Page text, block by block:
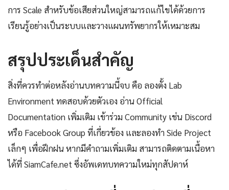
การ Scale สำหรับข้อเสียส่วนใหญ่สามารถแก้ไขได้ด้วยการ
เรียนรู้อย่างเป็นระบบและวางแผนทรัพยากรให้เหมาะสม
สรุปประเด็นสำคัญ
สิ่งที่ควรทำต่อหลังอ่านบทความนี้จบ คือ ลองตั้ง Lab
Environment ทดสอบด้วยตัวเอง อ่าน Official
Documentation เพิ่มเติม เข้าร่วม Community เช่น Discord
หรือ Facebook Group ที่เกี่ยวข้อง และลองทำ Side Project
เล็กๆ เพื่อฝึกฝน หากมีคำถามเพิ่มเติม สามารถติดตามเนื้อหา
ได้ที่ SiamCafe.net ซึ่งอัพเดทบทความใหม่ทุกสัปดาห์